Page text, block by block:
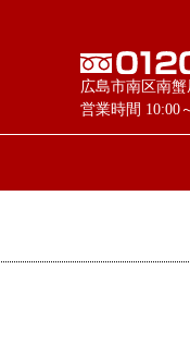
広島市南区南
営業時間 10:00